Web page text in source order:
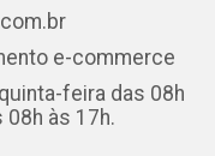
e-commerce
feira das 08h
às 17h.